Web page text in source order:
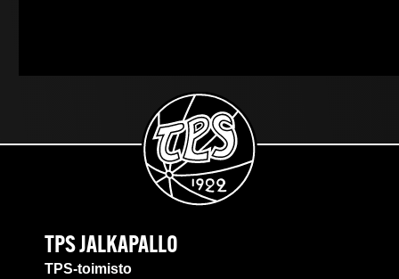
TPS JALKAPALLO
TPS-toimisto